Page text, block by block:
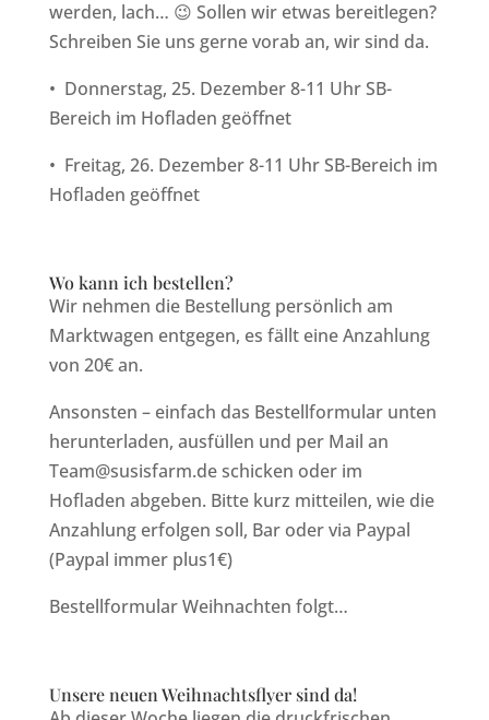
werden, lach… 😉 Sollen wir etwas bereitlegen?
Schreiben Sie uns gerne vorab an, wir sind da.
• Donnerstag, 25. Dezember 8-11 Uhr SB-
Bereich im Hofladen geöffnet
• Freitag, 26. Dezember 8-11 Uhr SB-Bereich im
Hofladen geöffnet
Wo kann ich bestellen?
Wir nehmen die Bestellung persönlich am
Marktwagen entgegen, es fällt eine Anzahlung
von 20€ an.
Ansonsten – einfach das Bestellformular unten
herunterladen, ausfüllen und per Mail an
Team@susisfarm.de schicken oder im
Hofladen abgeben. Bitte kurz mitteilen, wie die
Anzahlung erfolgen soll, Bar oder via Paypal
(Paypal immer plus1€)
Bestellformular Weihnachten folgt…
Unsere neuen Weihnachtsflyer sind da!